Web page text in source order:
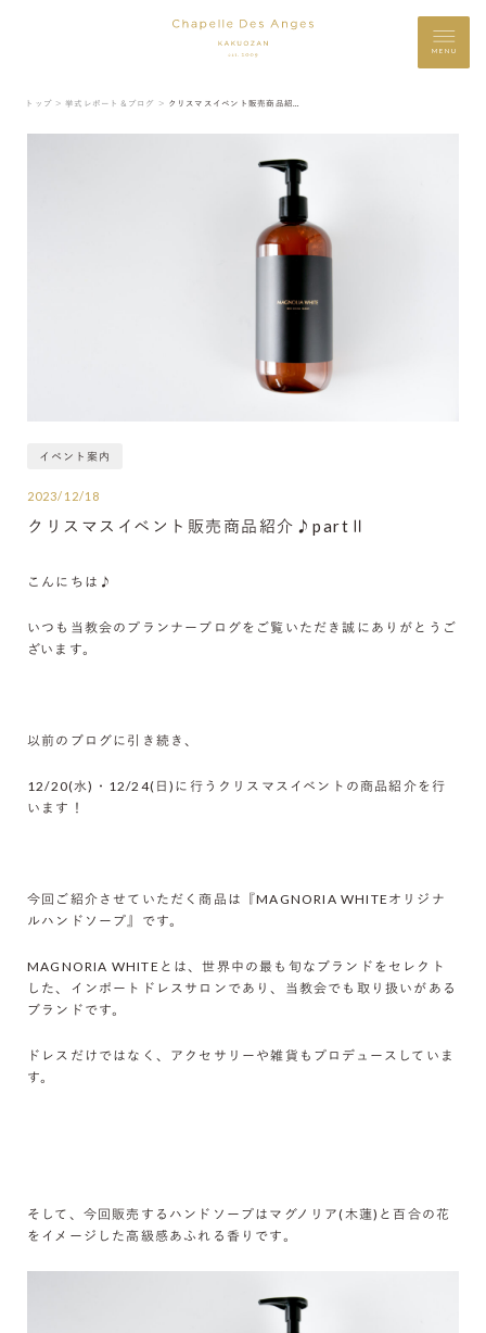
MENU
トップ ＞ 挙式レポート＆ブログ ＞
イベント案内
2023/12/18
クリスマスイベント販売商品紹介♪partⅡ
こんにちは♪
いつも当教会のプランナーブログをご覧いただき誠にありがとうご
ざいます。
以前のブログに引き続き、
12/20(水)・12/24(日)に行うクリスマスイベントの商品紹介を行
います！
今回ご紹介させていただく商品は『MAGNORIA WHITEオリジナ
ルハンドソープ』です。
MAGNORIA WHITEとは、世界中の最も旬なブランドをセレクト
した、インポートドレスサロンであり、当教会でも取り扱いがある
ブランドです。
ドレスだけではなく、アクセサリーや雑貨もプロデュースしていま
す。
そして、今回販売するハンドソープはマグノリア(木蓮)と百合の花
をイメージした高級感あふれる香りです。